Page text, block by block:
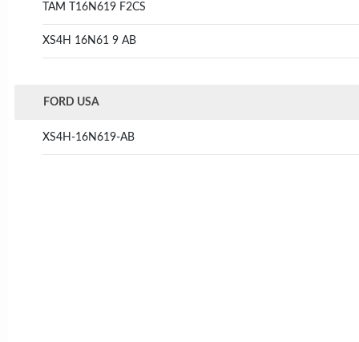
TAM T16N619 F2CS
XS4H 16N61 9 AB
FORD USA
XS4H-16N619-AB